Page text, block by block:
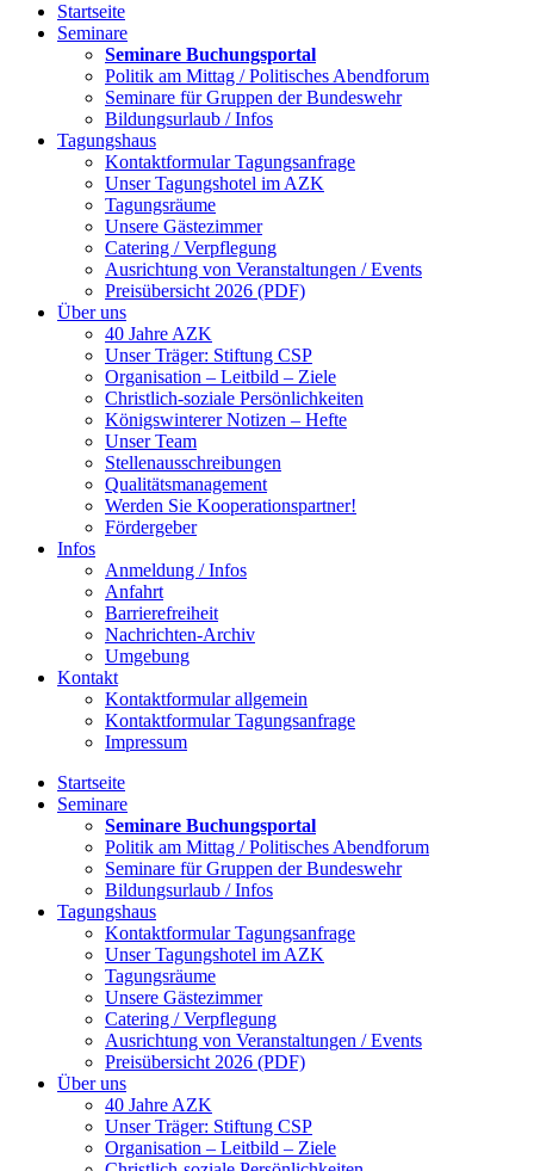
Startseite
Seminare
Seminare Buchungsportal
Politik am Mittag / Politisches Abendforum
Seminare für Gruppen der Bundeswehr
Bildungsurlaub / Infos
Tagungshaus
Kontaktformular Tagungsanfrage
Unser Tagungshotel im AZK
Tagungsräume
Unsere Gästezimmer
Catering / Verpflegung
Ausrichtung von Veranstaltungen / Events
Preisübersicht 2026 (PDF)
Über uns
40 Jahre AZK
Unser Träger: Stiftung CSP
Organisation – Leitbild – Ziele
Christlich-soziale Persönlichkeiten
Königswinterer Notizen – Hefte
Unser Team
Stellenausschreibungen
Qualitätsmanagement
Werden Sie Kooperationspartner!
Fördergeber
Infos
Anmeldung / Infos
Anfahrt
Barrierefreiheit
Nachrichten-Archiv
Umgebung
Kontakt
Kontaktformular allgemein
Kontaktformular Tagungsanfrage
Impressum
Startseite
Seminare
Seminare Buchungsportal
Politik am Mittag / Politisches Abendforum
Seminare für Gruppen der Bundeswehr
Bildungsurlaub / Infos
Tagungshaus
Kontaktformular Tagungsanfrage
Unser Tagungshotel im AZK
Tagungsräume
Unsere Gästezimmer
Catering / Verpflegung
Ausrichtung von Veranstaltungen / Events
Preisübersicht 2026 (PDF)
Über uns
40 Jahre AZK
Unser Träger: Stiftung CSP
Organisation – Leitbild – Ziele